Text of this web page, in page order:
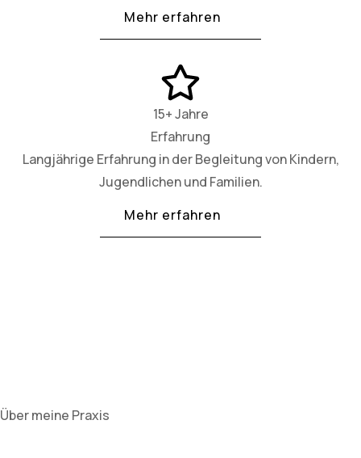
Mehr erfahren
15+ Jahre
Erfahrung
Langjährige Erfahrung in der Begleitung von Kindern,
Jugendlichen und Familien.
Mehr erfahren
Über meine Praxis